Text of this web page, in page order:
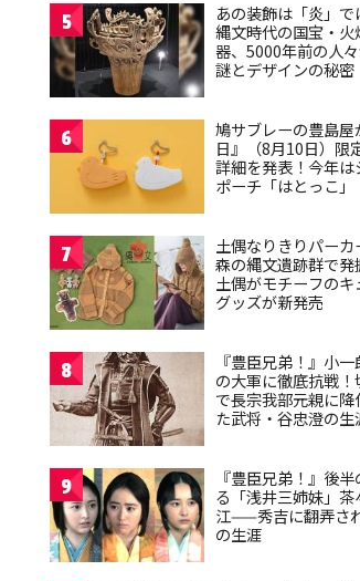
5
あの装飾は「炎」で
縄文時代の国宝・火
器、5000年前の人
謎とデザインの秘密
6
鳩サブレーの豊島屋
日』（8月10日）限
詳細を発表！今年は
ポーチ「はとっこ」
7
土偶なりきりパー
森の縄文遺跡群で発
土偶がモチーフのキ
グッズが新発売
8
『豊臣兄弟！』小
の大軍に徹底抗戦！
で長宗我部元親に降
た武将・谷忠澄の生
9
『豊臣兄弟！』後
る「浅井三姉妹」茶
江——秀吉に翻弄さ
の生涯